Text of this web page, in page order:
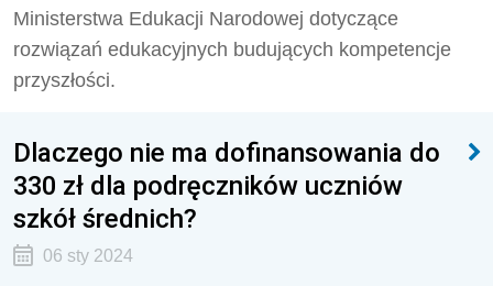
Ministerstwa Edukacji Narodowej dotyczące
rozwiązań edukacyjnych budujących kompetencje
przyszłości.
Dlaczego nie ma dofinansowania do
330 zł dla podręczników uczniów
szkół średnich?
06 sty 2024